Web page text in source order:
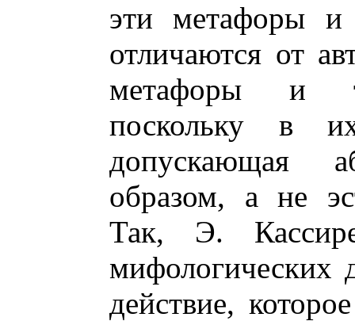
эти метафоры и
отличаются от
метафоры и
поскольку в
допускающая
образом, а не
Так, Э.
действие,